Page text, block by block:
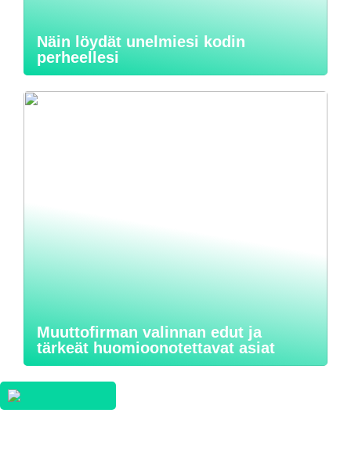
Näin löydät unelmiesi kodin
perheellesi
Muuttofirman valinnan edut ja
tärkeät huomioonotettavat asiat